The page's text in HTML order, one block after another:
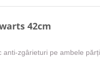
42cm
anti-zgârieturi pe ambele părți